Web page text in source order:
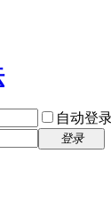
自动登
登录